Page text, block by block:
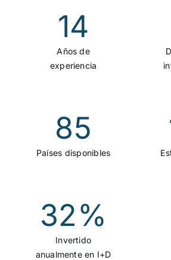
14
Años de
experiencia
85
Países disponibles
32%
Invertido
anualmente en I+D